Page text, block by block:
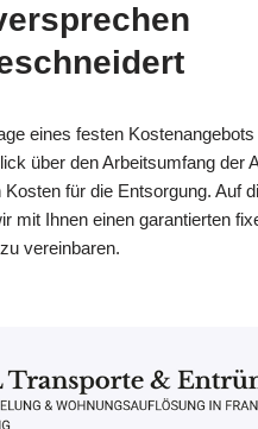
eines festen
über den Arbeitsumfang der
für die Entsorgung. Auf
mit Ihnen einen garantierten
vereinbaren.